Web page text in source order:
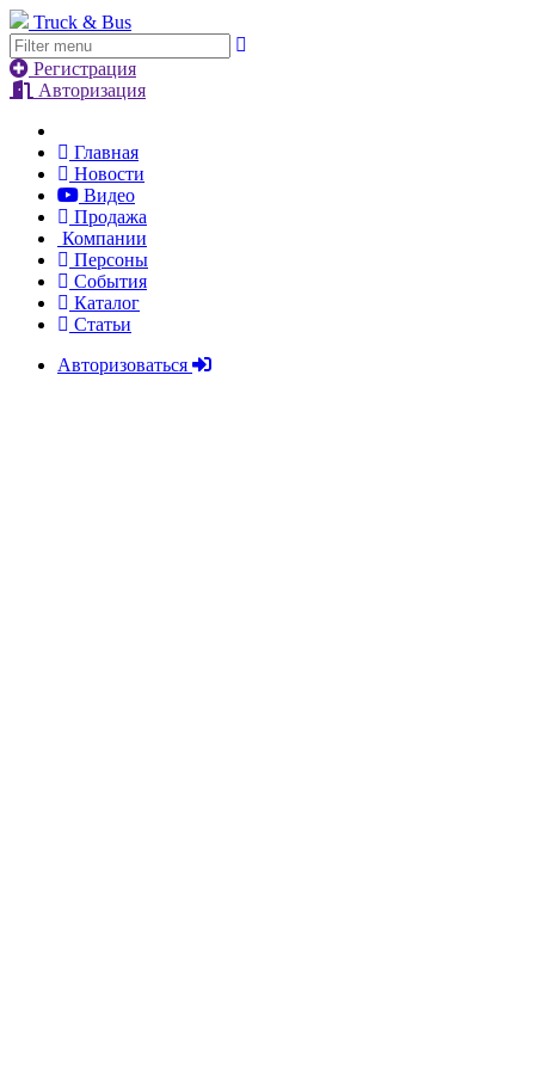
Truck & Bus
Регистрация
Авторизация
Главная
Новости
Видео
Продажа
Компании
Персоны
События
Каталог
Статьи
Авторизоваться